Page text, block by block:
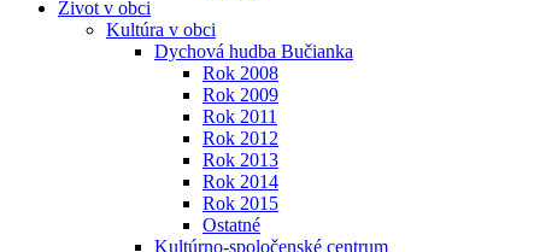
Život v obci
Kultúra v obci
Dychová hudba Bučianka
Rok 2008
Rok 2009
Rok 2011
Rok 2012
Rok 2013
Rok 2014
Rok 2015
Ostatné
Kultúrno-spoločenské centrum